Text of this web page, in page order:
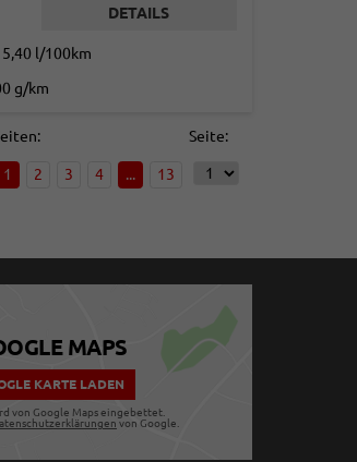
DETAILS
5,40 l/100km
g/km
Seite:
1 2 3 4 ... 13
MAPS
KARTE LADEN
von Google Maps eingebettet.
von Google.